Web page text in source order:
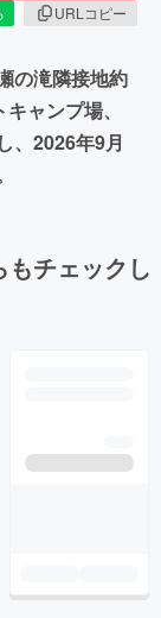
URLコピー
の滝隣接地約
ャンプ場、
、2026年9月
チェックし